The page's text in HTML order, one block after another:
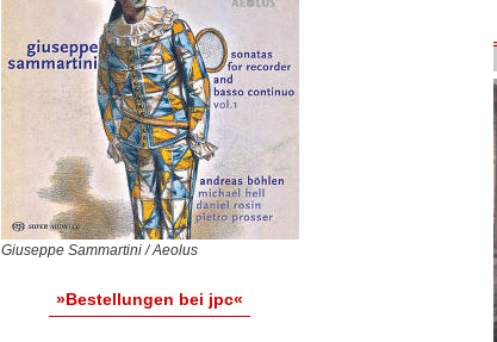
Giuseppe Sammartini / Aeolus
»Bestellungen bei jpc«